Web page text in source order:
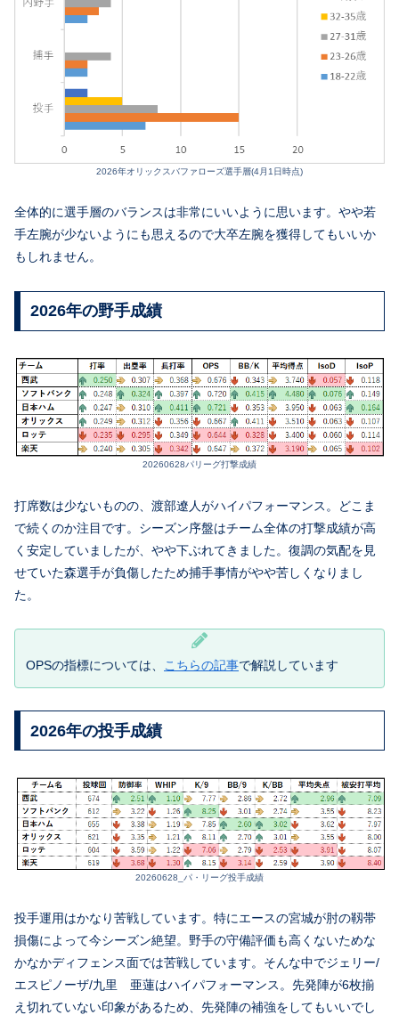
2026年オリックスバファローズ選手層(4月1日時点)
全体的に選手層のバランスは非常にいいように思います。やや若
手左腕が少ないようにも思えるので大卒左腕を獲得してもいいか
もしれません。
2026年の野手成績
20260628パリーグ打撃成績
打席数は少ないものの、渡部遼人がハイパフォーマンス。どこま
で続くのか注目です。シーズン序盤はチーム全体の打撃成績が高
く安定していましたが、やや下ぶれてきました。復調の気配を見
せていた森選手が負傷したため捕手事情がやや苦しくなりまし
た。
OPSの指標については、 こちらの記事で解説しています
2026年の投手成績
20260628_パ・リーグ投手成績
投手運用はかなり苦戦しています。特にエースの宮城が肘の靱帯
損傷によって今シーズン絶望。野手の守備評価も高くないためな
かなかディフェンス面では苦戦しています。そんな中でジェリー/
エスピノーザ/九里 亜蓮はハイパフォーマンス。先発陣が6枚揃
え切れていない印象があるため、先発陣の補強をしてもいいでし